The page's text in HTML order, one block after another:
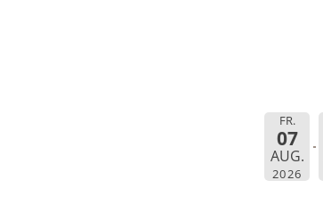
FR.
07
AUG.
2026